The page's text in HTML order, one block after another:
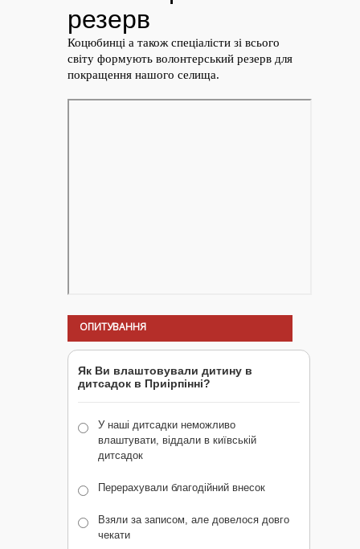
ОПИТУВАННЯ
Як Ви влаштовували дитину в
дитсадок в Приірпінні?
У наші дитсадки неможливо
влаштувати, віддали в київській
дитсадок
Перерахували благодійний внесок
Взяли за записом, але довелося довго
чекати